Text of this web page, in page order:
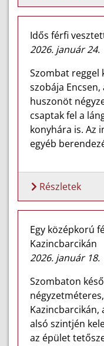
Idős férfi
2026. január 24.
Szombat reggel
szobája
huszonöt
csaptak fel a
konyhára is. Az
egyéb
Részletek
Egy középkorú
Kazincbarcikán
2026. január 18.
Szombaton
Kazincbarcikán,
alsó szintjén
az épület